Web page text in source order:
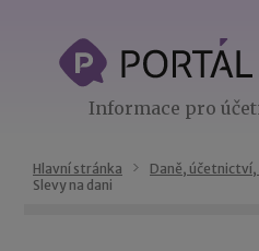
Informace pro
Hlavní stránka Daně,
Slevy na dani